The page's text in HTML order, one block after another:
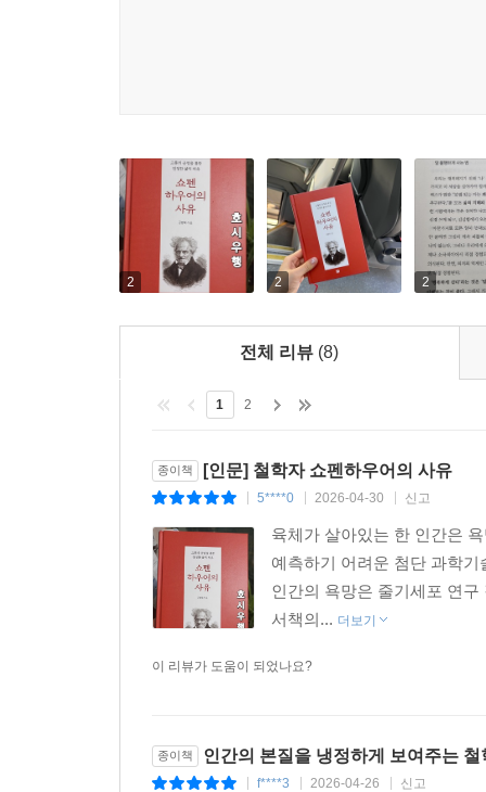
2 2 2
전체 리뷰 (8)
1 2
종이책 [인문] 철학자 쇼펜하우어의 사유
5****0 2026-04-30 신고
육체가 살아있는 한 인간은
예측하기 어려운 첨단 과학
인간의 욕망은 줄기세포 연
서책의... 더보기
이 리뷰가 도움이 되었나요?
종이책 인간의 본질을 냉정하게 보여주는 철
f****3 2026-04-26 신고